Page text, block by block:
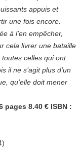
appuis et
une fois encore.
à l’en empêcher,
cela livrer une bataille
celles qui ont
il ne s’agit plus d’un
qu’elle doit mener
pages 8.40 € ISBN :